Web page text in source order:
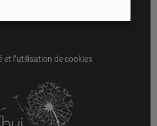
l’utilisation de cookies